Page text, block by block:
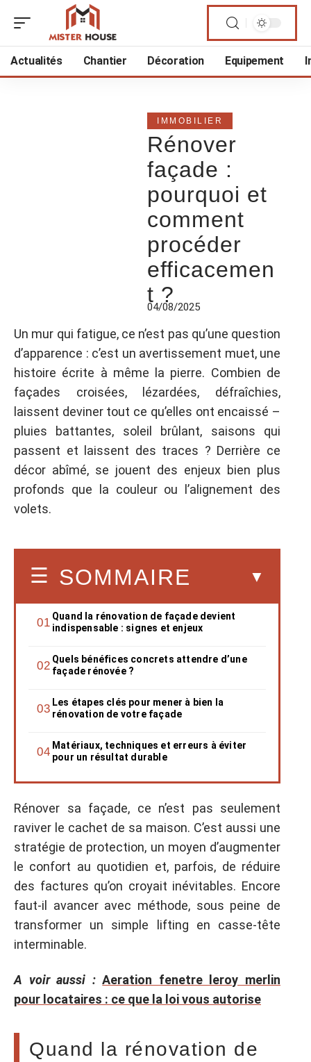
Actualités Chantier Décoration Equipement
IMMOBILIER
Rénover
façade :
pourquoi et
comment
procéder
efficacemen
t ?
04/08/2025
Un mur qui fatigue, ce n’est pas qu’une question
d’apparence : c’est un avertissement muet, une
histoire écrite à même la pierre. Combien de
façades croisées, lézardées, défraîchies,
laissent deviner tout ce qu’elles ont encaissé –
pluies battantes, soleil brûlant, saisons qui
passent et laissent des traces ? Derrière ce
décor abîmé, se jouent des enjeux bien plus
profonds que la couleur ou l’alignement des
volets.
SOMMAIRE
Quand la rénovation de façade devient
indispensable : signes et enjeux
Quels bénéfices concrets attendre d’une
façade rénovée ?
Les étapes clés pour mener à bien la
rénovation de votre façade
Matériaux, techniques et erreurs à éviter
pour un résultat durable
Rénover sa façade, ce n’est pas seulement
raviver le cachet de sa maison. C’est aussi une
stratégie de protection, un moyen d’augmenter
le confort au quotidien et, parfois, de réduire
des factures qu’on croyait inévitables. Encore
faut-il avancer avec méthode, sous peine de
transformer un simple lifting en casse-tête
interminable.
A voir aussi : Aeration fenetre leroy merlin
pour locataires : ce que la loi vous autorise
Quand la rénovation de